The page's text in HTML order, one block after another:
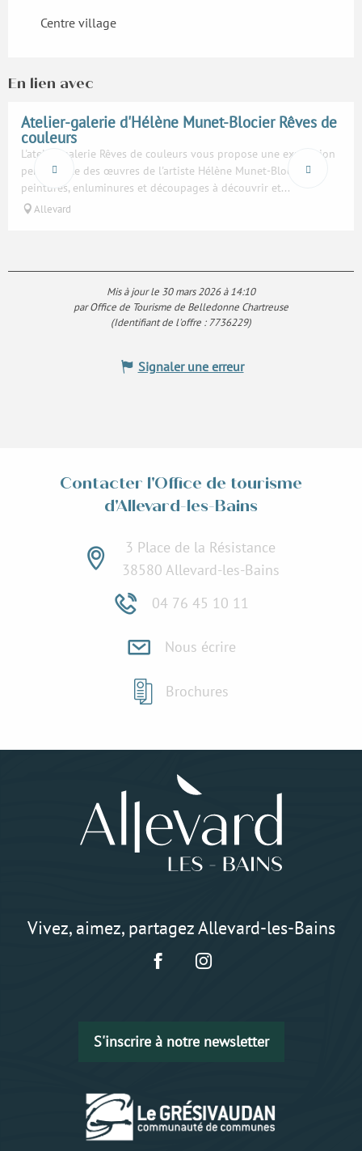
Centre village
En lien avec
Atelier-galerie d'Hélène Munet-Blocier Rêves de
couleurs
L'atelier-galerie Rêves de couleurs vous propose une exposition
permanente des œuvres de l'artiste Hélène Munet-Blocier,
peintures, enluminures et découpages à découvrir et...
Allevard
Mis à jour le 30 mars 2026 à 14:10
par Office de Tourisme de Belledonne Chartreuse
(Identifiant de l'offre :7736229)
Signaler une erreur
Contacter l'Office de tourisme
d'Allevard-les-Bains
3 Place de la Résistance
38580 Allevard-les-Bains
04 76 45 10 11
Nous écrire
Brochures
Vivez, aimez, partagez Allevard-les-Bains
S'inscrire à notre newsletter